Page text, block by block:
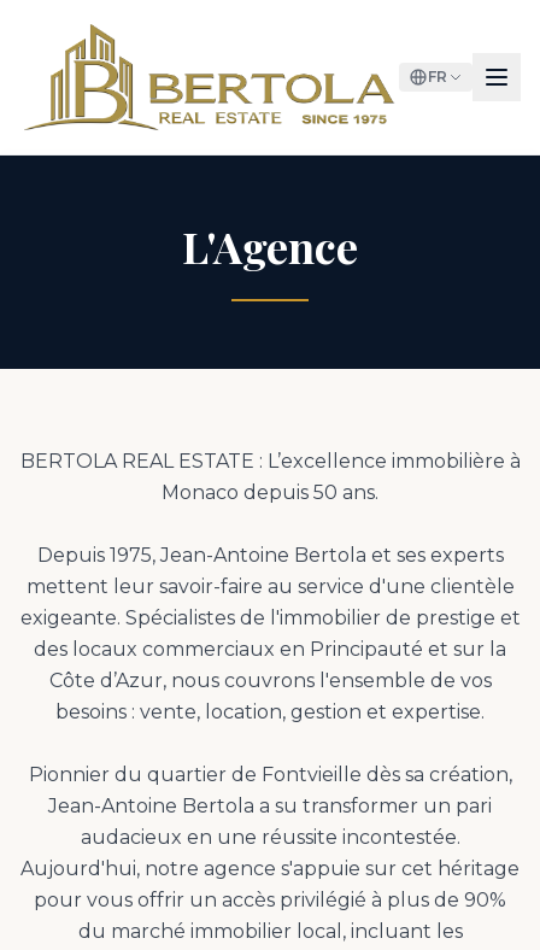
FR
L'Agence
BERTOLA REAL ESTATE : L’excellence immobilière à
Monaco depuis 50 ans.
Depuis 1975, Jean-Antoine Bertola et ses experts
mettent leur savoir-faire au service d'une clientèle
exigeante. Spécialistes de l'immobilier de prestige et
des locaux commerciaux en Principauté et sur la
Côte d’Azur, nous couvrons l'ensemble de vos
besoins : vente, location, gestion et expertise.
Pionnier du quartier de Fontvieille dès sa création,
Jean-Antoine Bertola a su transformer un pari
audacieux en une réussite incontestée.
Aujourd'hui, notre agence s'appuie sur cet héritage
pour vous offrir un accès privilégié à plus de 90%
du marché immobilier local, incluant les